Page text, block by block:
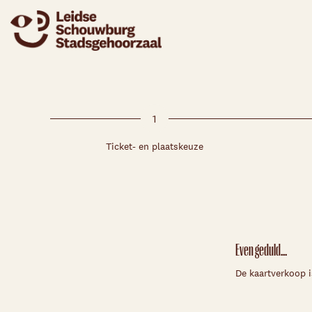
1
Ticket- en plaatskeuze
Even geduld...
De kaartverkoop